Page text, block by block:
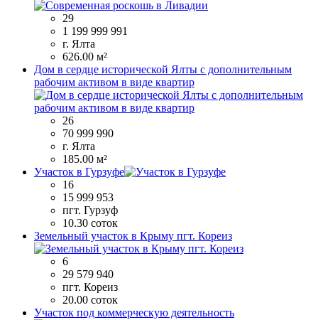
29
1 199 999 991
г. Ялта
626.00 м²
Дом в сердце исторической Ялты с дополнительным
рабочим активом в виде квартир
26
70 999 990
г. Ялта
185.00 м²
Участок в Гурзуфе
16
15 999 953
пгт. Гурзуф
10.30 соток
Земельный участок в Крыму пгт. Кореиз
6
29 579 940
пгт. Кореиз
20.00 соток
Участок под коммерческую деятельность